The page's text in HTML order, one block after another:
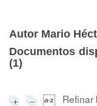
Autor Mario
Documentos
(1)
Refinar